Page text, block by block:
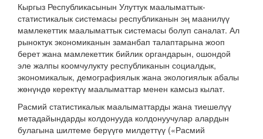
Кыргыз Республикасынын Улуттук маалыматтык-
статистикалык системасы республиканын эң маанилүү
мамлекеттик маалыматтык системасы болуп саналат. Ал
рыноктук экономиканын заманбап талаптарына жооп
берет жана мамлекеттик бийлик органдарын, ошондой
эле жалпы коомчулукту республиканын социалдык,
экономикалык, демографиялык жана экологиялык абалы
жөнүндө керектүү маалыматтар менен камсыз кылат.
Расмий статистикалык маалыматтарды жана тиешелүү
метадайындарды колдонууда колдонуучулар алардын
булагына шилтеме берүүгө милдеттүү («Расмий